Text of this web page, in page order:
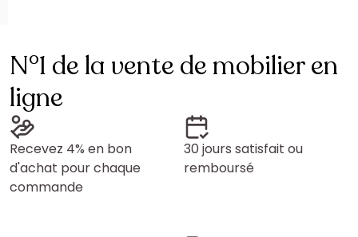
N°1 de la vente de mobilier en
ligne
Recevez 4% en bon
d'achat pour chaque
commande
30 jours satisfait ou
remboursé